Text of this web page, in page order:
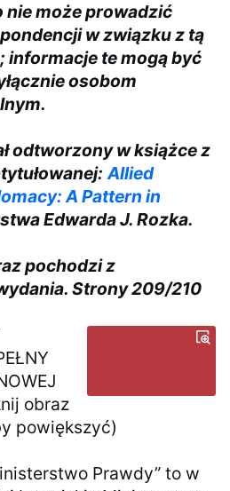
może prowadzić
w związku z tą
informacje te mogą być
osobom
odtworzony w książce z
Allied
A Pattern in
Edwarda J. Rozka.
pochodzi z
Strony 209/210
obraz
powiększyć)
Prawdy” to w